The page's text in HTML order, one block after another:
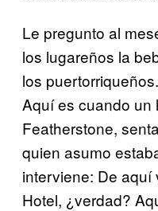
Le pregunto al
los lugareños la
los
Aquí es cuando un
Featherstone,
quien asumo
interviene: De aquí
Hotel, ¿verdad?